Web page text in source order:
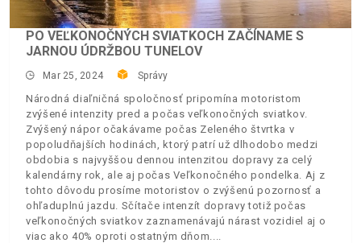
PO VEĽKONOČNÝCH SVIATKOCH ZAČÍNAME S
JARNOU ÚDRŽBOU TUNELOV
Mar 25, 2024 Správy
Národná diaľničná spoločnosť pripomína motoristom
zvýšené intenzity pred a počas veľkonočných sviatkov.
Zvýšený nápor očakávame počas Zeleného štvrtka v
popoludňajších hodinách, ktorý patrí už dlhodobo medzi
obdobia s najvyššou dennou intenzitou dopravy za celý
kalendárny rok, ale aj počas Veľkonočného pondelka. Aj z
tohto dôvodu prosíme motoristov o zvýšenú pozornosť a
ohľaduplnú jazdu. Sčítače intenzít dopravy totiž počas
veľkonočných sviatkov zaznamenávajú nárast vozidiel aj o
viac ako 40% oproti ostatným dňom.